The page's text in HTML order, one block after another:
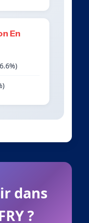
En
dans
?